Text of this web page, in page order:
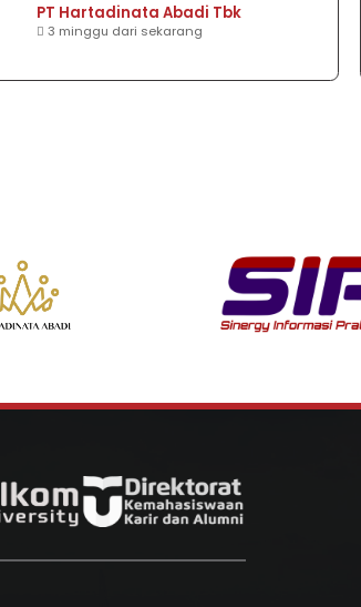
PT Hartadinata Abadi Tbk
3 minggu dari sekarang